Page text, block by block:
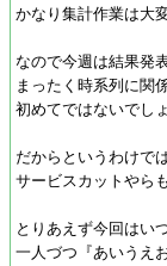
かなり集計作業は大
なので今週は結果発
まったく時系列に関
初めてではないでし
だからというわけで
サービスカットやら
とりあえず今回はい
一人づつ『あいうえ